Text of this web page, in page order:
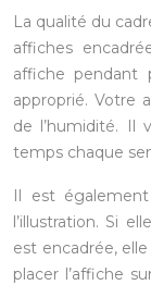
La qualité du
affiches
affiche pendant
approprié. Votre
de l’humidité. Il
temps chaque
Il est
l’illustration. Si
est encadrée,
placer l’affiche